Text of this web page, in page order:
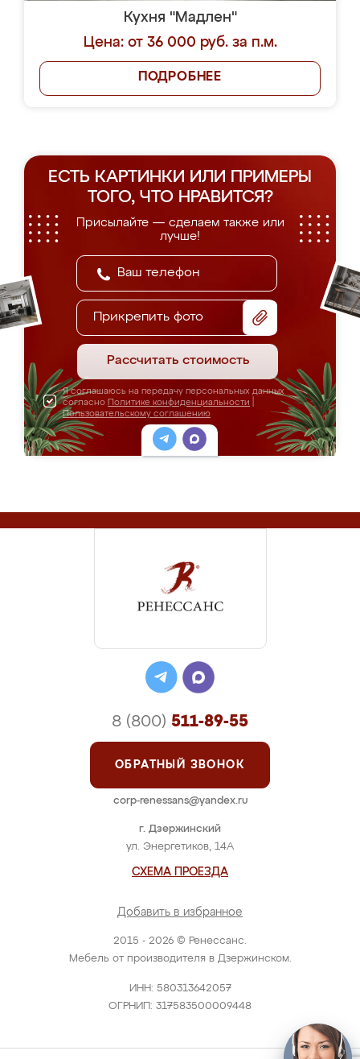
Кухня "Мадлен"
Цена: от 36 000 руб. за п.м.
ПОДРОБНЕЕ
ЕСТЬ КАРТИНКИ ИЛИ ПРИМЕРЫ
ТОГО, ЧТО НРАВИТСЯ?
Присылайте — сделаем также или
лучше!
Прикрепить фото
Рассчитать стоимость
Я соглашаюсь на передачу персональных данных
согласно Политике конфиденциальности
Пользовательскому соглашению
2015 - 2026 © Ренессанс.
Мебель от производителя в Дзержинском.
ИНН: 580313642057
ОГРНИП: 317583500009448
г. Дзержинский
ул. Энергетиков, 14А
СХЕМА ПРОЕЗДА
Добавить в избранное
8 (800) 511-89-55
ОБРАТНЫЙ ЗВОНОК
corp-renessans@yandex.ru